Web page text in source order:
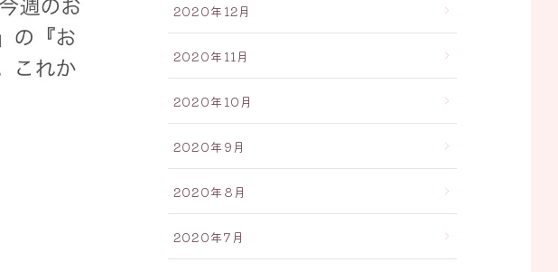
2020年12月
2020年11月
2020年10月
2020年9月
2020年8月
2020年7月